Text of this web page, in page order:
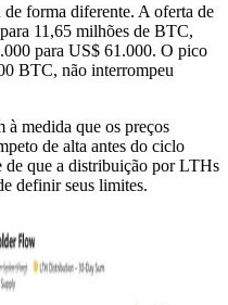
forma diferente. A oferta de
11,65 milhões de BTC,
para US$ 61.000. O pico
BTC, não interrompeu
à medida que os preços
de alta antes do ciclo
de que a distribuição por LTHs
definir seus limites.